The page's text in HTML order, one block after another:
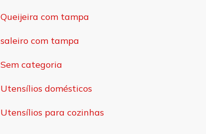
Queijeira com tampa
saleiro com tampa
Sem categoria
Utensílios domésticos
Utensílios para cozinhas